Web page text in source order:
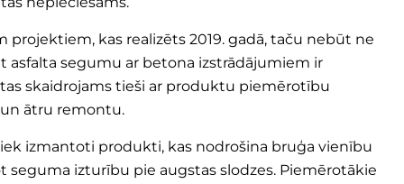
projektiem, kas realizēts 2019. gadā, taču nebūt ne
asfalta segumu ar betona izstrādājumiem ir
skaidrojams tieši ar produktu piemērotību
ātru remontu.
izmantoti produkti, kas nodrošina bruģa vienību
seguma izturību pie augstas slodzes. Piemērotākie